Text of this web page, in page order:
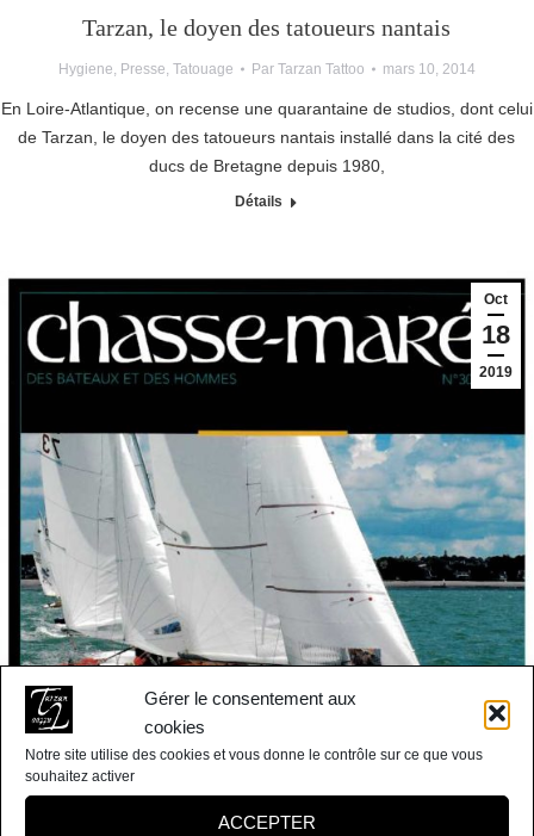
Gérer le consentement aux
cookies
Notre site utilise des cookies et vous donne le contrôle sur ce que vous
souhaitez activer
ACCEPTER
Oct
18
2019
Tarzan, le doyen des tatoueurs nantais
Hygiene Presse Tatouage Par Tarzan Tattoo mars 10, 2014
En Loire-Atlantique, on recense une quarantaine de studios, dont celui
de Tarzan, le doyen des tatoueurs nantais installé dans la cité des
ducs de Bretagne depuis 1980,
Détails